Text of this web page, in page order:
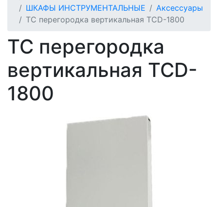
ШКАФЫ ИНСТРУМЕНТАЛЬНЫЕ
Аксессуары
TC перегородка вертикальная TCD-1800
TC перегородка
вертикальная TCD-
1800